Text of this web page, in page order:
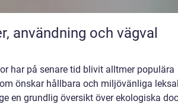
har på senare tid blivit alltmer populära
önskar hållbara och miljövänliga
en grundlig översikt över ekologiska